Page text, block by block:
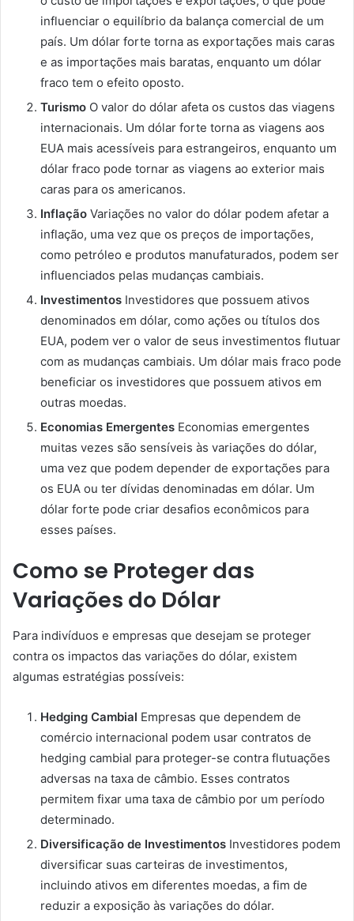
influenciar o equilíbrio da balança comercial de um
país. Um dólar forte torna as exportações mais caras
e as importações mais baratas, enquanto um dólar
fraco tem o efeito oposto.
Turismo O valor do dólar afeta os custos das viagens
internacionais. Um dólar forte torna as viagens aos
EUA mais acessíveis para estrangeiros, enquanto um
dólar fraco pode tornar as viagens ao exterior mais
caras para os americanos.
Inflação Variações no valor do dólar podem afetar a
inflação, uma vez que os preços de importações,
como petróleo e produtos manufaturados, podem ser
influenciados pelas mudanças cambiais.
Investimentos Investidores que possuem ativos
denominados em dólar, como ações ou títulos dos
EUA, podem ver o valor de seus investimentos flutuar
com as mudanças cambiais. Um dólar mais fraco pode
beneficiar os investidores que possuem ativos em
outras moedas.
Economias Emergentes Economias emergentes
muitas vezes são sensíveis às variações do dólar,
uma vez que podem depender de exportações para
os EUA ou ter dívidas denominadas em dólar. Um
dólar forte pode criar desafios econômicos para
esses países.
Como se Proteger das
Variações do Dólar
Para indivíduos e empresas que desejam se proteger
contra os impactos das variações do dólar, existem
algumas estratégias possíveis:
Hedging Cambial Empresas que dependem de
comércio internacional podem usar contratos de
hedging cambial para proteger-se contra flutuações
adversas na taxa de câmbio. Esses contratos
permitem fixar uma taxa de câmbio por um período
determinado.
Diversificação de Investimentos Investidores podem
diversificar suas carteiras de investimentos,
incluindo ativos em diferentes moedas, a fim de
reduzir a exposição às variações do dólar.